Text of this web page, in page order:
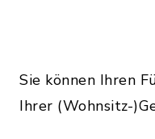
Sie können Ihren
Ihrer (Wohnsitz-